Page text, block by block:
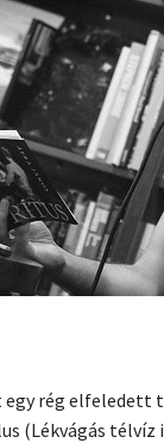
rég elfeledett
(Lékvágás télvíz